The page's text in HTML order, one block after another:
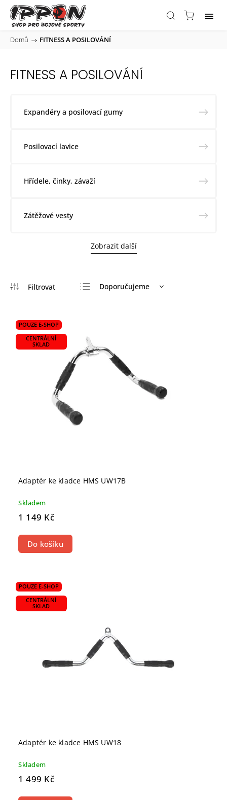
Domů / FITNESS A POSILOVÁNÍ
FITNESS A POSILOVÁNÍ
Expandéry a posilovací gumy
Posilovací lavice
Hřídele, činky, závaží
Zátěžové vesty
Zobrazit další
Doporučujeme
Abecedně
POUZE E-SHOP
CENTRÁLNÍ
SKLAD
Adaptér ke kladce HMS UW17B
Skladem
1 149 Kč
Do košíku
POUZE E-SHOP
CENTRÁLNÍ
SKLAD
Adaptér ke kladce HMS UW18
Skladem
1 499 Kč